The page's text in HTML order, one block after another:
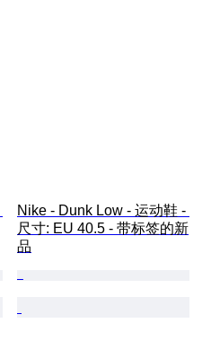
Nike - Dunk Low - 运动鞋 -
尺寸: EU 40.5 - 带标签的新
品